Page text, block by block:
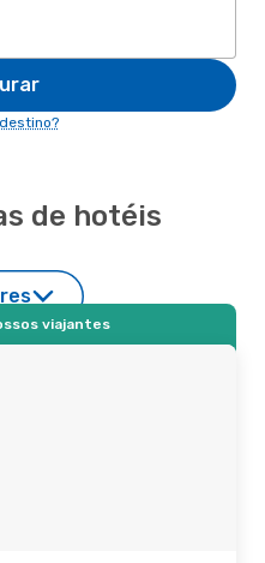
de hotéis
viajantes